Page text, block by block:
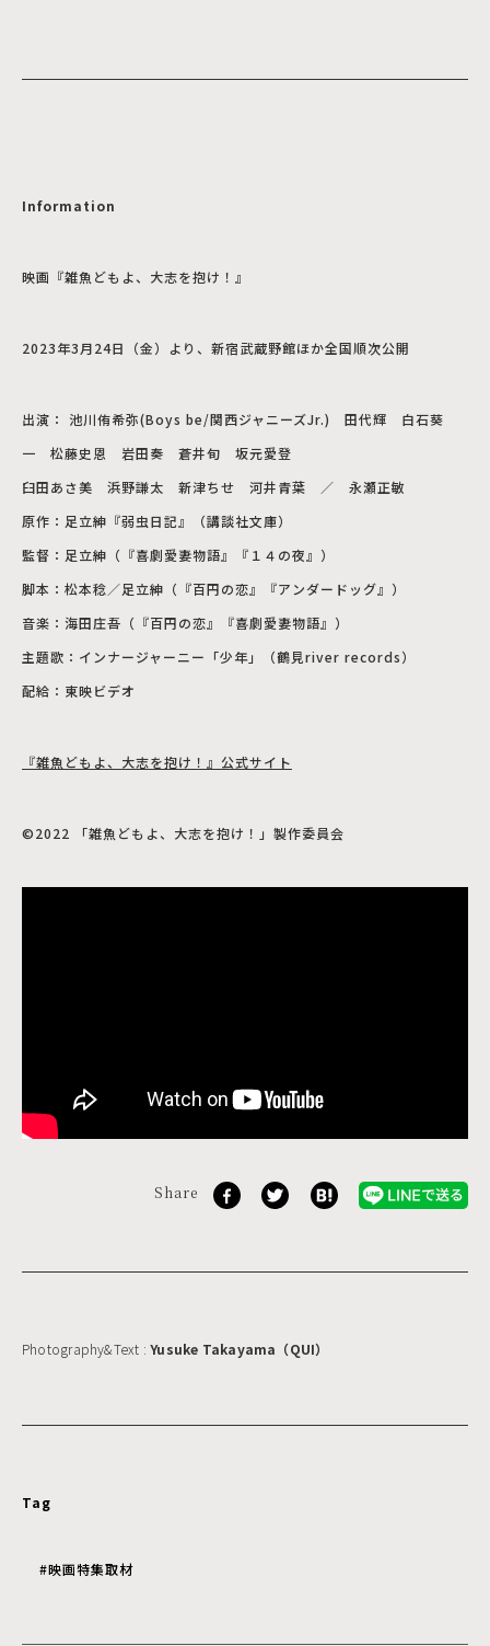
Information
映画『雑魚どもよ、大志を抱け！』
2023年3月24日（金）より、新宿武蔵野館ほか全国順次公開
出演： 池川侑希弥(Boys be/関西ジャニーズJr.) 田代輝 白石葵
一 松藤史恩 岩田奏 蒼井旬 坂元愛登
臼田あさ美 浜野謙太 新津ちせ 河井青葉 ／ 永瀬正敏
原作：足立紳『弱虫日記』（講談社文庫）
監督：足立紳（『喜劇愛妻物語』『１４の夜』）
脚本：松本稔／足立紳（『百円の恋』『アンダードッグ』）
音楽：海田庄吾（『百円の恋』『喜劇愛妻物語』）
主題歌：インナージャーニー「少年」（鶴見river records）
配給：東映ビデオ
『雑魚どもよ、大志を抱け！』公式サイト
©2022 「雑魚どもよ、大志を抱け！」製作委員会
Share
Photography&Text :Yusuke Takayama（QUI）
Tag
#映画特集取材